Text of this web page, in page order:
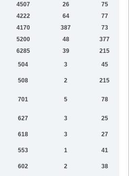
4507 26
75
4222 64
77
4170 387
73
5200 48
377
6285 39
215
504 3
45
508 2 215
701 5 78
627 3
25
618 3
27
553 1
41
602 2 38